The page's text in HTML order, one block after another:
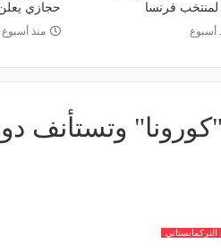
لمنتخب فرنسا
أسبوع
حجازي يعلن
منذ أسبوع
وتستأنف
التركمانستاني
هل يذهب لريال
عرض برشلونة
محمد علي بن